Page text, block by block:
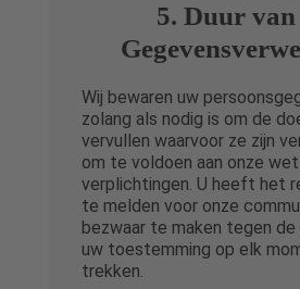
5. Duur van
Wij bewaren uw
zolang als nodig is om de
vervullen waarvoor ze zijn
om te voldoen aan onze
verplichtingen. U heeft het
te melden voor onze
bezwaar te maken tegen
uw toestemming op elk
trekken.